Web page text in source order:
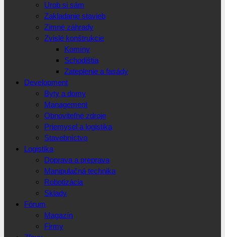
Urob si sám
Zakladanie stavieb
Zimné záhrady
Zvislé konštrukcie
Komíny
Schodištia
Zateplenie a fasády
Development
Byty a domy
Management
Obnoviteľné zdroje
Priemysel a logistika
Stavebníctvo
Logistika
Doprava a preprava
Manipulačná technika
Robotizácia
Sklady
Fórum
Magazín
Firmy